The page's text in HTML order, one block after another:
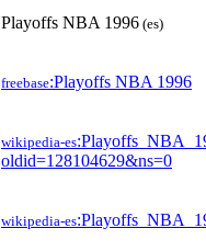
Playoffs NBA 1996 (es)
freebase:Playoffs NBA 1996
wikipedia-es
oldid=128104629&ns=0
wikipedia-es